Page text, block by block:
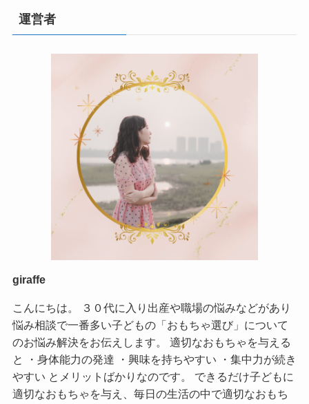
運営者
giraffe
こんにちは。 ３０代に入り出産や職場の悩みなどがあり
悩み相談で一番多い子どもの「おもちゃ選び」について
のお悩み解決をお伝えします。 適切なおもちゃを与える
と ・身体能力の発達 ・興味を持ちやすい ・集中力が続き
やすい とメリットばかりなのです。 できるだけ子どもに
適切なおもちゃを与え、毎日の生活の中で適切なおもち